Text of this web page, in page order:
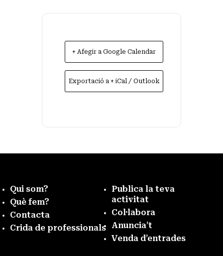
+ Afegir a Google Calendar
Exportació a + iCal / Outlook
Qui som?
Què fem?
Contacta
Crida de professionals
Publica la teva
activitat
Col·labora
Anuncia’t
Venda d’entrades